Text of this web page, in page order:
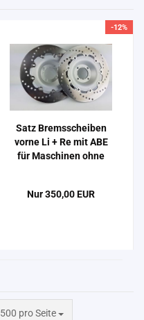
-12%
Satz Brems­schei­ben
vorne Li + Re mit ABE
für Ma­schi­nen ohne
MD604LS-​​RS
Nur 350,00 EUR
500 pro Seite
pro Seite